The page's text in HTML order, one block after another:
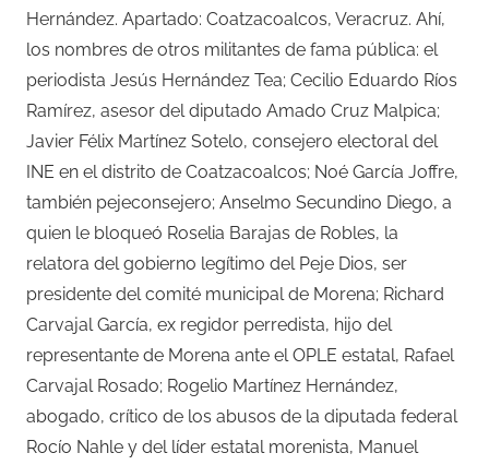
Hernández. Apartado: Coatzacoalcos, Veracruz. Ahí,
los nombres de otros militantes de fama pública: el
periodista Jesús Hernández Tea; Cecilio Eduardo Ríos
Ramírez, asesor del diputado Amado Cruz Malpica;
Javier Félix Martínez Sotelo, consejero electoral del
INE en el distrito de Coatzacoalcos; Noé García Joffre,
también pejeconsejero; Anselmo Secundino Diego, a
quien le bloqueó Roselia Barajas de Robles, la
relatora del gobierno legítimo del Peje Dios, ser
presidente del comité municipal de Morena; Richard
Carvajal García, ex regidor perredista, hijo del
representante de Morena ante el OPLE estatal, Rafael
Carvajal Rosado; Rogelio Martínez Hernández,
abogado, crítico de los abusos de la diputada federal
Rocío Nahle y del líder estatal morenista, Manuel